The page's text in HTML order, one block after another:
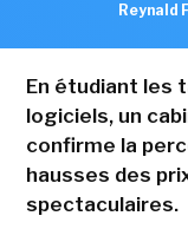
Reynald
En étudiant les
logiciels, un
confirme la
hausses des
spectaculaires.